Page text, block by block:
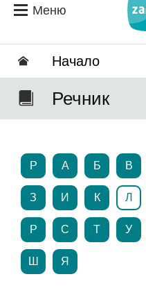
Меню
Hачало
Речник
P А Б В
З И К Л
Р С Т У
Ш Я